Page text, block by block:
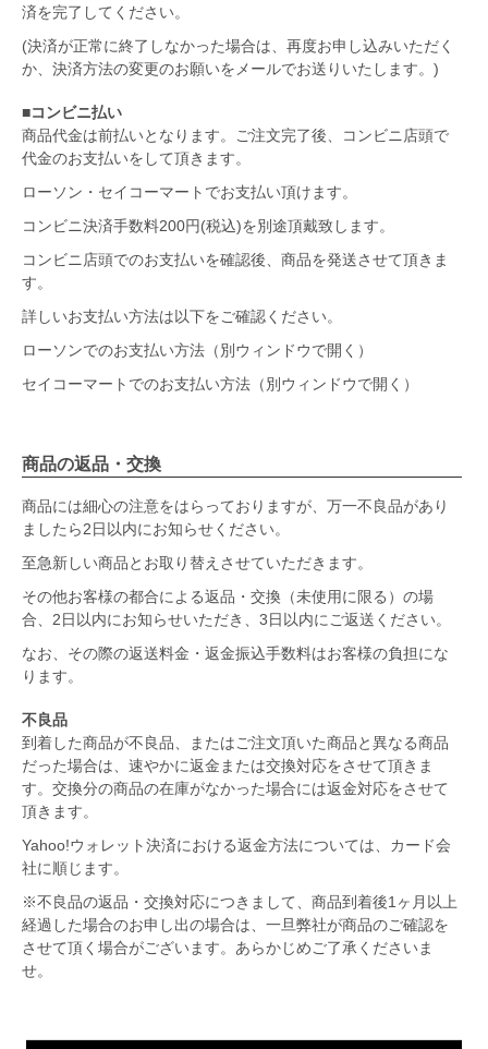
済を完了してください。
(決済が正常に終了しなかった場合は、再度お申し込みいただく
か、決済方法の変更のお願いをメールでお送りいたします。)
■コンビニ払い
商品代金は前払いとなります。ご注文完了後、コンビニ店頭で
代金のお支払いをして頂きます。
ローソン・セイコーマートでお支払い頂けます。
コンビニ決済手数料200円(税込)を別途頂戴致します。
コンビニ店頭でのお支払いを確認後、商品を発送させて頂きま
す。
詳しいお支払い方法は以下をご確認ください。
ローソンでのお支払い方法（別ウィンドウで開く）
セイコーマートでのお支払い方法（別ウィンドウで開く）
商品の返品・交換
商品には細心の注意をはらっておりますが、万一不良品があり
ましたら2日以内にお知らせください。
至急新しい商品とお取り替えさせていただきます。
その他お客様の都合による返品・交換（未使用に限る）の場
合、2日以内にお知らせいただき、3日以内にご返送ください。
なお、その際の返送料金・返金振込手数料はお客様の負担にな
ります。
不良品
到着した商品が不良品、またはご注文頂いた商品と異なる商品
だった場合は、速やかに返金または交換対応をさせて頂きま
す。交換分の商品の在庫がなかった場合には返金対応をさせて
頂きます。
Yahoo!ウォレット決済における返金方法については、カード会
社に順じます。
※不良品の返品・交換対応につきまして、商品到着後1ヶ月以上
経過した場合のお申し出の場合は、一旦弊社が商品のご確認を
させて頂く場合がございます。あらかじめご了承くださいま
せ。